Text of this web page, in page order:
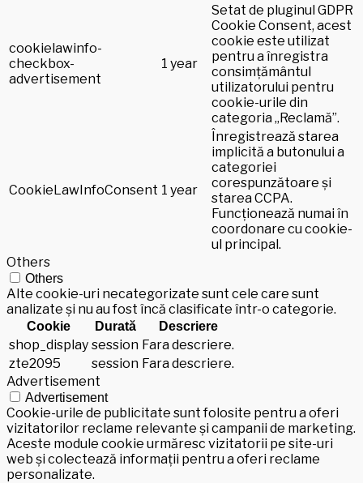
cookielawinfo-
checkbox-
advertisement
1 year
Setat de pluginul GDPR
Cookie Consent, acest
cookie este utilizat
pentru a înregistra
consimțământul
utilizatorului pentru
cookie-urile din
categoria „Reclamă”.
CookieLawInfoConsent 1 year
Înregistrează starea
implicită a butonului a
categoriei
corespunzătoare și
starea CCPA.
Funcționează numai în
coordonare cu cookie-
ul principal.
Others
Others
Alte cookie-uri necategorizate sunt cele care sunt
analizate și nu au fost încă clasificate într-o categorie.
Cookie Durată Descriere
shop_display session Fara descriere.
zte2095
session Fara descriere.
Advertisement
Advertisement
Cookie-urile de publicitate sunt folosite pentru a oferi
vizitatorilor reclame relevante și campanii de marketing.
Aceste module cookie urmăresc vizitatorii pe site-uri
web și colectează informații pentru a oferi reclame
personalizate.